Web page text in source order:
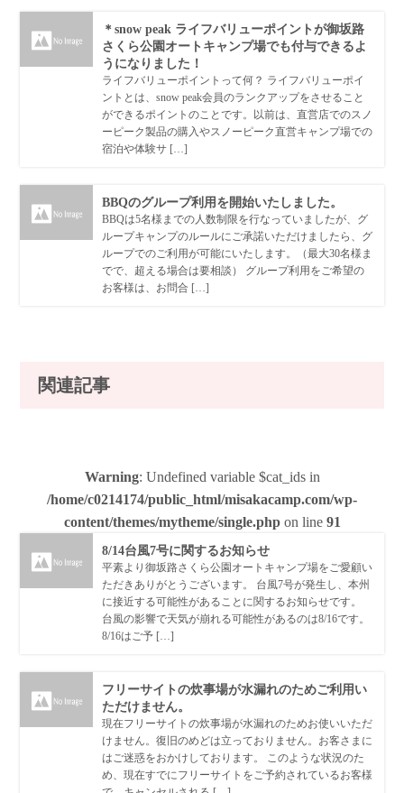
＊snow peak ライフバリューポイントが御坂路
さくら公園オートキャンプ場でも付与できるよ
うになりました！
ライフバリューポイントって何？ ライフバリューポイ
ントとは、snow peak会員のランクアップをさせること
ができるポイントのことです。以前は、直営店でのスノ
ーピーク製品の購入やスノーピーク直営キャンプ場での
宿泊や体験サ […]
BBQのグループ利用を開始いたしました。
BBQは5名様までの人数制限を行なっていましたが、グ
ループキャンプのルールにご承諾いただけましたら、グ
ループでのご利用が可能にいたします。（最大30名様ま
でで、超える場合は要相談） グループ利用をご希望の
お客様は、お問合 […]
関連記事
Warning: Undefined variable $cat_ids in
/home/c0214174/public_html/misakacamp.com/wp-
content/themes/mytheme/single.phpon line 91
8/14台風7号に関するお知らせ
平素より御坂路さくら公園オートキャンプ場をご愛顧い
ただきありがとうございます。 台風7号が発生し、本州
に接近する可能性があることに関するお知らせです。
台風の影響で天気が崩れる可能性があるのは8/16です。
8/16はご予 […]
フリーサイトの炊事場が水漏れのためご利用い
ただけません。
現在フリーサイトの炊事場が水漏れのためお使いいただ
けません。復旧のめどは立っておりません。お客さまに
はご迷惑をおかけしております。 このような状況のた
め、現在すでにフリーサイトをご予約されているお客様